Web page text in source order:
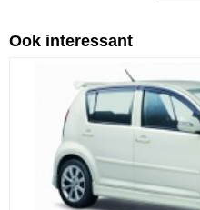
Ook interessant